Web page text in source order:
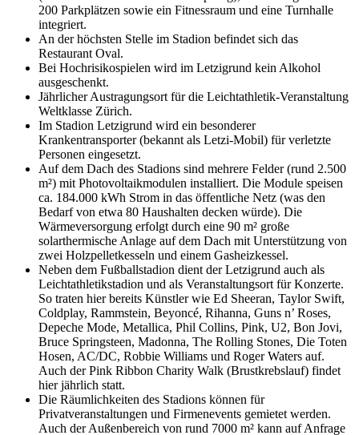
200 Parkplätzen sowie ein Fitnessraum und eine Turnhalle
integriert.
An der höchsten Stelle im Stadion befindet sich das
Restaurant Oval.
Bei Hochrisikospielen wird im Letzigrund kein Alkohol
ausgeschenkt.
Jährlicher Austragungsort für die Leichtathletik-Veranstaltung
Weltklasse Zürich.
Im Stadion Letzigrund wird ein besonderer
Krankentransporter (bekannt als Letzi-Mobil) für verletzte
Personen eingesetzt.
Auf dem Dach des Stadions sind mehrere Felder (rund 2.500
m²) mit Photovoltaikmodulen installiert. Die Module speisen
ca. 184.000 kWh Strom in das öffentliche Netz (was den
Bedarf von etwa 80 Haushalten decken würde). Die
Wärmeversorgung erfolgt durch eine 90 m² große
solarthermische Anlage auf dem Dach mit Unterstützung von
zwei Holzpelletkesseln und einem Gasheizkessel.
Neben dem Fußballstadion dient der Letzigrund auch als
Leichtathletikstadion und als Veranstaltungsort für Konzerte.
So traten hier bereits Künstler wie Ed Sheeran, Taylor Swift,
Coldplay, Rammstein, Beyoncé, Rihanna, Guns n’ Roses,
Depeche Mode, Metallica, Phil Collins, Pink, U2, Bon Jovi,
Bruce Springsteen, Madonna, The Rolling Stones, Die Toten
Hosen, AC/DC, Robbie Williams und Roger Waters auf.
Auch der Pink Ribbon Charity Walk (Brustkrebslauf) findet
hier jährlich statt.
Die Räumlichkeiten des Stadions können für
Privatveranstaltungen und Firmenevents gemietet werden.
Auch der Außenbereich von rund 7000 m² kann auf Anfrage